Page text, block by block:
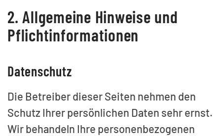
2. Allgemeine Hinweise und
Pflichtinformationen
Datenschutz
Die Betreiber dieser Seiten nehmen den
Schutz Ihrer persönlichen Daten sehr ernst.
Wir behandeln Ihre personenbezogenen